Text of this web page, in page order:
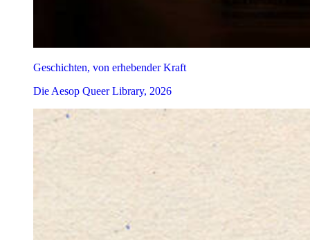
Geschichten, von erhebender Kraft
Die Aesop Queer Library, 2026